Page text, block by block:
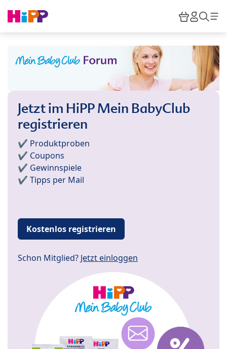
HiPP
Jetzt im HiPP Mein BabyClub
registrieren
✔️ Produktproben
✔️ Coupons
✔️ Gewinnspiele
✔️ Tipps per Mail
Kostenlos registrieren
Schon Mitglied? Jetzt einloggen